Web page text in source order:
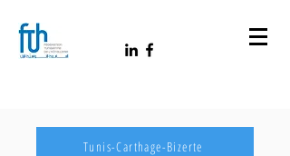
Tunis-Carthage-Bizerte